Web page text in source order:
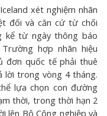
Iceland xét nghiệm nhãn
đối và căn cứ từ chối
kể từ ngày thông báo
hợp nhãn hiệu
đơn quốc tế phải thuê
trong vòng 4 tháng.
lựa chọn con đường
thời, trong thời hạn 2
lên Bộ Công nghiệp và